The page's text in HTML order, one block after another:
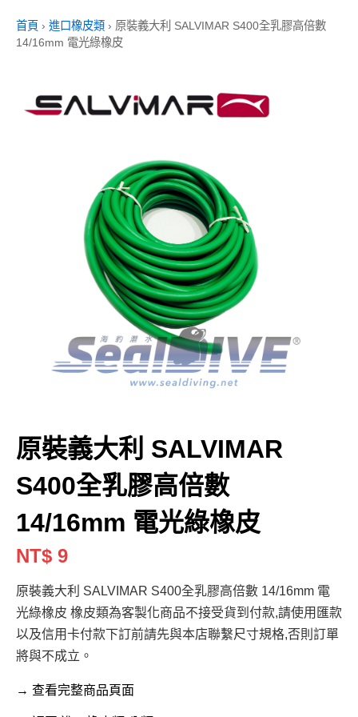
首頁 › 進口橡皮類 › 原裝義大利 SALVIMAR S400全乳膠高倍數
14/16mm 電光綠橡皮
原裝義大利 SALVIMAR
S400全乳膠高倍數
14/16mm 電光綠橡皮
NT$ 9
原裝義大利 SALVIMAR S400全乳膠高倍數 14/16mm 電
光綠橡皮 橡皮類為客製化商品不接受貨到付款,請使用匯款
以及信用卡付款下訂前請先與本店聯繫尺寸規格,否則訂單
將與不成立。
→ 查看完整商品頁面